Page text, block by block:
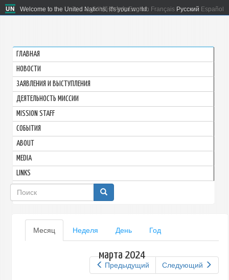
Welcome to the United Nations. It's your world.
العربية 简体中文 English Français Русский Español
ГЛАВНАЯ
HОВОСТИ
ЗАЯВЛЕНИЯ И ВЫСТУПЛЕНИЯ
ДЕЯТЕЛЬНОСТЬ МИССИИ
MISSION STAFF
СОБЫТИЯ
ABOUT
MEDIA
LINKS
Форма
поиска
Главные
вкладки
Месяц (активная
вкладка)
Неделя День Год
Предыдущий Следующий
марта 2024